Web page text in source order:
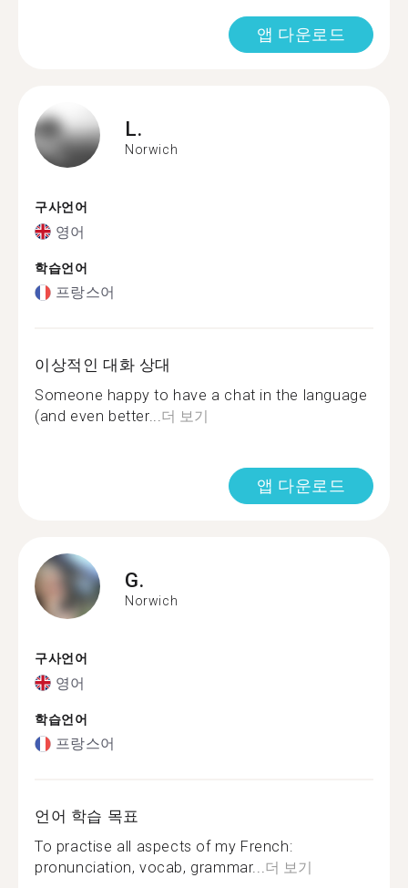
앱 다운로드
L.
Norwich
구사언어
영어
학습언어
프랑스어
이상적인 대화 상대
Someone happy to have a chat in the language
(and even better...더 보기
앱 다운로드
G.
Norwich
구사언어
영어
학습언어
프랑스어
언어 학습 목표
To practise all aspects of my French:
pronunciation, vocab, grammar...더 보기